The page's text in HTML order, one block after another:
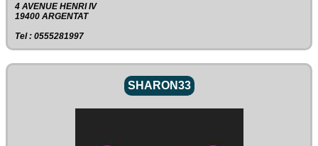
4 AVENUE HENRI IV‎
19400 ARGENTAT
Tel : 0555281997
SHARON33